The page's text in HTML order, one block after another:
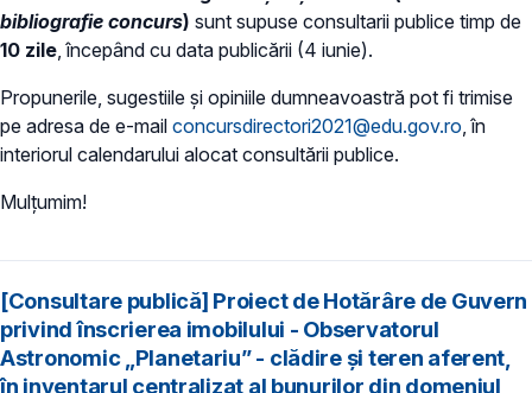
bibliografie concurs) sunt supuse consultarii publice timp de
10 zile, începând cu data publicării (4 iunie).
Propunerile, sugestiile şi opiniile dumneavoastră pot fi trimise
pe adresa de e-mail concursdirectori2021@edu.gov.ro, în
interiorul calendarului alocat consultării publice.
Mulțumim!
[Consultare publică] Proiect de Hotărâre de Guvern
privind înscrierea imobilului - Observatorul
Astronomic „Planetariu” - clădire şi teren aferent,
în inventarul centralizat al bunurilor din domeniul